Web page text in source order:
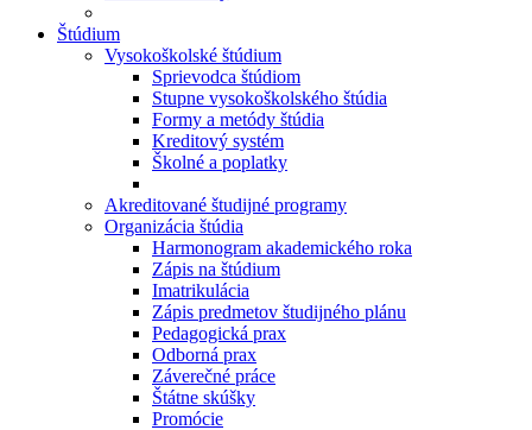
Štúdium
Vysokoškolské štúdium
Sprievodca štúdiom
Stupne vysokoškolského štúdia
Formy a metódy štúdia
Kreditový systém
Školné a poplatky
Akreditované študijné programy
Organizácia štúdia
Harmonogram akademického roka
Zápis na štúdium
Imatrikulácia
Zápis predmetov študijného plánu
Pedagogická prax
Odborná prax
Záverečné práce
Štátne skúšky
Promócie